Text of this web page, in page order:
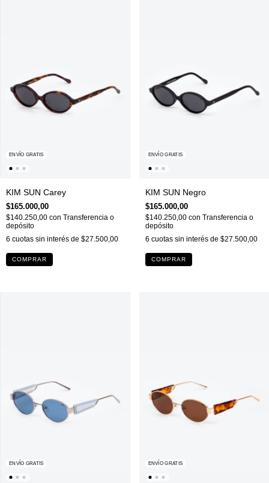
ENVÍO GRATIS
KIM SUN Carey
$165.000,00
$140.250,00 con Transferencia o
depósito
6 cuotas sin interés de $27.500,00
ENVÍO GRATIS
KIM SUN Negro
$165.000,00
$140.250,00 con Transferencia o
depósito
6 cuotas sin interés de $27.500,00
ENVÍO GRATIS ENVÍO GRATIS